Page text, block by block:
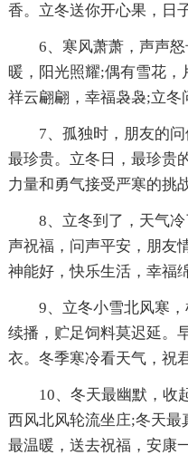
香。立冬送你开心果，日
6、寒风萧萧，声声
暖，阳光照耀;偶有雪花
祥云翩翩，幸福袅袅;立冬
7、孤独时，朋友的
最珍贵。立冬日，最珍贵
力量和勇气接受严寒的挑
8、立冬到了，天气
声祝福，问声平安，朋友
神能好，快乐生活，幸福
9、立冬小雪北风寒
续播，贮足饲料莫迟延。
衣。冬季寒冷看天气，祝
10、冬天最幽默，收
西风北风轮流坐庄;冬天
最温暖，送去祝福，安康